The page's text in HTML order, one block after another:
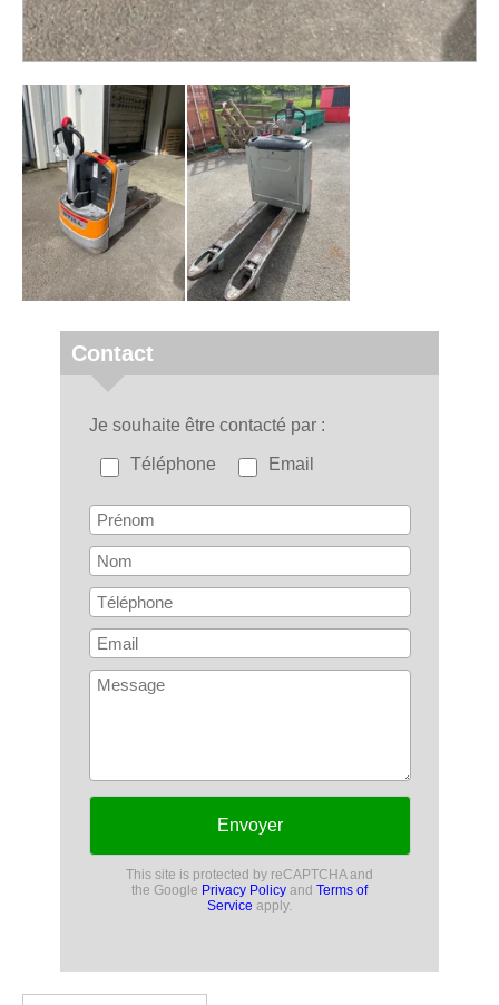
Contact
Je souhaite être contacté par
Téléphone Email
Envoyer
This site is protected by reCAPTCHA and
the Google Privacy Policy and Terms of
Service apply.